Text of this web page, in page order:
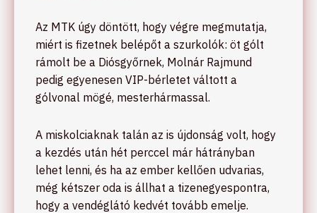
Az MTK úgy döntött, hogy végre megmutatja,
miért is fizetnek belépőt a szurkolók: öt gólt
rámolt be a Diósgyőrnek, Molnár Rajmund
pedig egyenesen VIP-bérletet váltott a
gólvonal mögé, mesterhármassal.
A miskolciaknak talán az is újdonság volt, hogy
a kezdés után hét perccel már hátrányban
lehet lenni, és ha az ember kellően udvarias,
még kétszer oda is állhat a tizenegyespontra,
hogy a vendéglátó kedvét tovább emelje.